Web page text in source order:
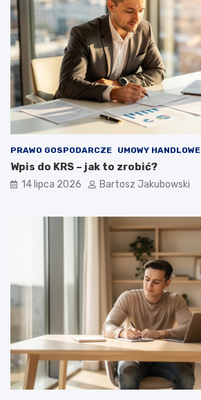
PRAWO GOSPODARCZE UMOWY HANDLOWE
Wpis do KRS – jak to zrobić?
14 lipca 2026 Bartosz Jakubowski